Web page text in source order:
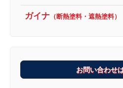
ガイナ （断熱塗料・遮熱塗料）
お問い合わせ